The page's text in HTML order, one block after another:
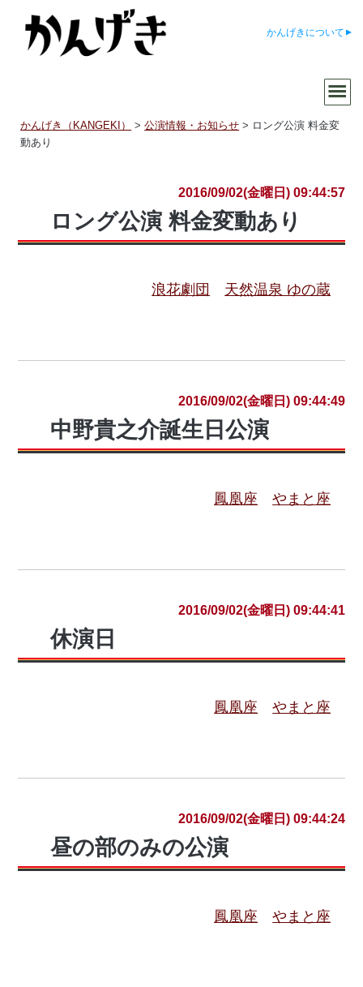
かんげきについて
かんげき（KANGEKI） >公演情報・お知らせ > ロング公演 料金変
動あり
2016/09/02(金曜日) 09:44:57
ロング公演 料金変動あり
浪花劇団 天然温泉 ゆの蔵
2016/09/02(金曜日) 09:44:49
中野貴之介誕生日公演
鳳凰座 やまと座
2016/09/02(金曜日) 09:44:41
休演日
鳳凰座 やまと座
2016/09/02(金曜日) 09:44:24
昼の部のみの公演
鳳凰座 やまと座